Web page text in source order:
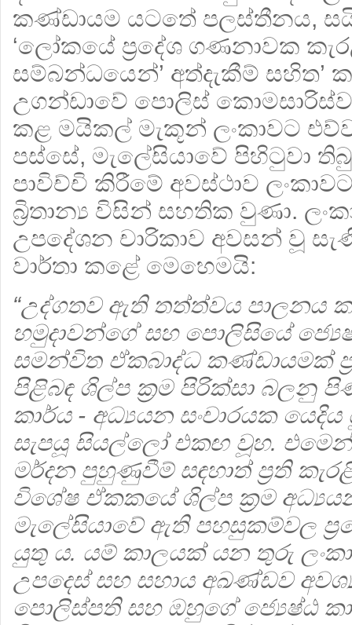
කණ්ඩායම යටතේ පලස්තීනය,
‘ලෝකයේ ප්‍රදේශ ගණනාවක
සම්බන්ධයෙන්’ අත්දැකීම් සහිත’
උගන්ඩාවේ පොලිස්
කළ මයිකල් මැකූන් ලංකාවට
පස්සේ, මැලේසියාවේ පිහිටුවා
පාවිච්චි කිරීමේ අවස්ථාව
බ්‍රිතාන්‍ය විසින් සහතික වුණා.
උපදේශන චාරිකාව අවසන් වූ
වාර්තා කළේ මෙහෙමයි:
“උද්ගතව ඇති තත්ත්වය පාලනය
හමුදාවන්ගේ සහ පොලිසියේ
සමන්විත ඒකබාද්ධ කණ්ඩායමක්
පිළිබඳ ශිල්ප ක්‍රම පිරික්සා බලනු
කාර්ය - අධ්‍යයන සංචාරයක
සැපයූ සියල්‌ලෝ එකඟ වූහ.
මර්දන පුහුණුවීම් සඳහාත් ප්‍රති කැරළි
විශේෂ ඒකකයේ ශිල්ප ක්‍රම
මැලේසියාවේ ඇති පහසුකම්වල
යුතු ය. යම් කාලයක් යන තුරු
උපදෙස් සහ සහාය අඛණ්ඩව
පොලිස්පති සහ ඔහුගේ ජ්‍යෙෂ්ඨ